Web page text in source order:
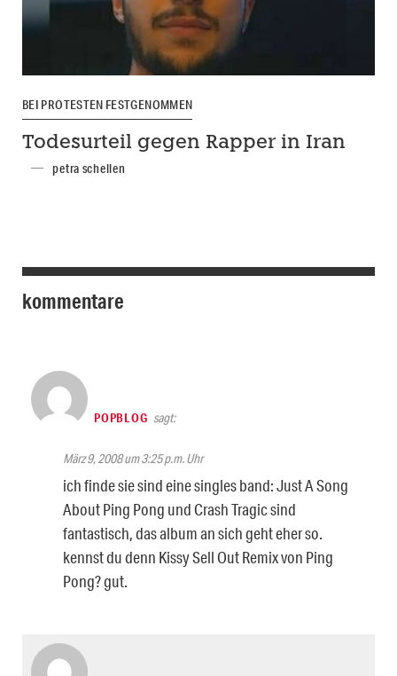
BEI PROTESTEN FESTGENOMMEN
Todesurteil gegen Rapper in Iran
petra schellen
kommentare
POPBLOG sagt:
März 9, 2008 um 3:25 p.m. Uhr
ich finde sie sind eine singles band: Just A Song
About Ping Pong und Crash Tragic sind
fantastisch, das album an sich geht eher so.
kennst du denn Kissy Sell Out Remix von Ping
Pong? gut.